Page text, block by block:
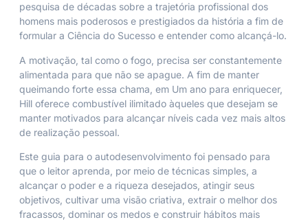
pesquisa de décadas sobre a trajetória profissional dos
homens mais poderosos e prestigiados da história a fim de
formular a Ciência do Sucesso e entender como alcançá-lo.
A motivação, tal como o fogo, precisa ser constantemente
alimentada para que não se apague. A fim de manter
queimando forte essa chama, em Um ano para enriquecer,
Hill oferece combustível ilimitado àqueles que desejam se
manter motivados para alcançar níveis cada vez mais altos
de realização pessoal.
Este guia para o autodesenvolvimento foi pensado para
que o leitor aprenda, por meio de técnicas simples, a
alcançar o poder e a riqueza desejados, atingir seus
objetivos, cultivar uma visão criativa, extrair o melhor dos
fracassos, dominar os medos e construir hábitos mais